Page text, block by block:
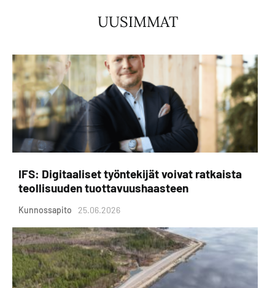
UUSIMMAT
IFS: Digitaaliset työntekijät voivat ratkaista
teollisuuden tuottavuushaasteen
Kunnossapito 25.06.2026